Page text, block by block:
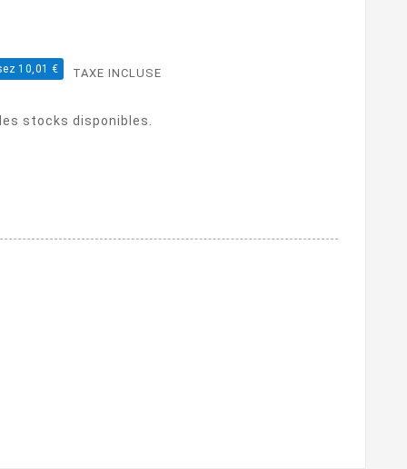
10,01 € TAXE INCLUSE
stocks disponibles.